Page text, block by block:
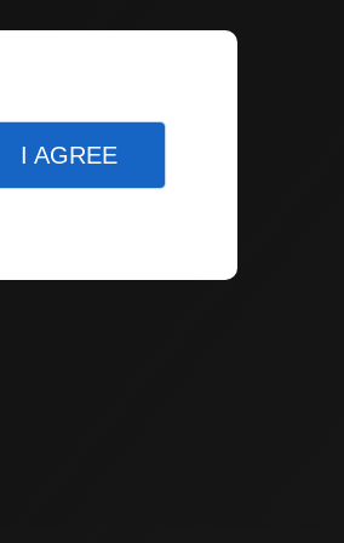
I AGREE